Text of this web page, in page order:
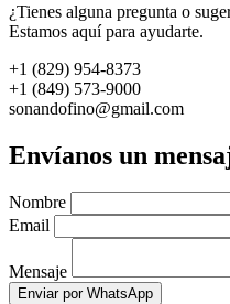
¿Tienes alguna pregunta o
Estamos aquí para ayudarte.
+1 (829) 954-8373
+1 (849) 573-9000
sonandofino@gmail.com
Envíanos un
Nombre
Email
Mensaje
Enviar por WhatsApp